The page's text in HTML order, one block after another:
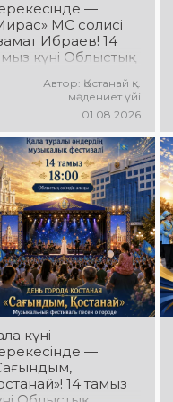
жас
бірге
көрсетейік!
—
МС солисі
Ибраев! 14
күні Облыстық
Ибраевтың
өтеді!
сүйікті
жарқын
қуатты
мен көтеріңкі
көңіл күй
Автор: Қостанай қ.
мәдениет үйі
01.08.2026
күні
—
14 тамыз